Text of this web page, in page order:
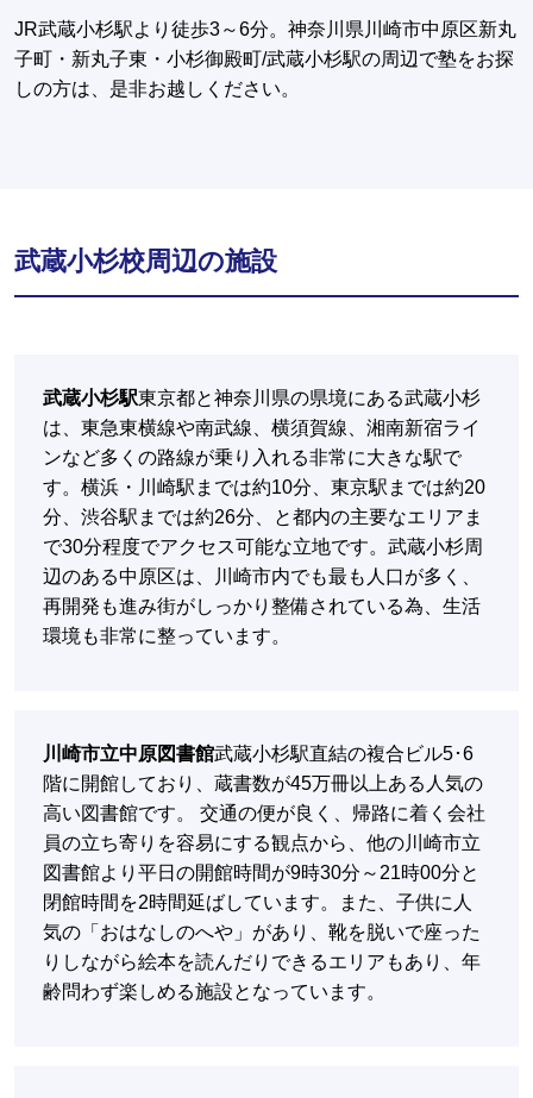
JR武蔵小杉駅より徒歩3～6分。神奈川県川崎市中原区新丸
子町・新丸子東・小杉御殿町/武蔵小杉駅の周辺で塾をお探
しの方は、是非お越しください。
武蔵小杉校周辺の施設
武蔵小杉駅東京都と神奈川県の県境にある武蔵小杉
は、東急東横線や南武線、横須賀線、湘南新宿ライ
ンなど多くの路線が乗り入れる非常に大きな駅で
す。横浜・川崎駅までは約10分、東京駅までは約20
分、渋谷駅までは約26分、と都内の主要なエリアま
で30分程度でアクセス可能な立地です。武蔵小杉周
辺のある中原区は、川崎市内でも最も人口が多く、
再開発も進み街がしっかり整備されている為、生活
環境も非常に整っています。
川崎市立中原図書館武蔵小杉駅直結の複合ビル5･6
階に開館しており、蔵書数が45万冊以上ある人気の
高い図書館です。 交通の便が良く、帰路に着く会社
員の立ち寄りを容易にする観点から、他の川崎市立
図書館より平日の開館時間が9時30分～21時00分と
閉館時間を2時間延ばしています。また、子供に人
気の「おはなしのへや」があり、靴を脱いで座った
りしながら絵本を読んだりできるエリアもあり、年
齢問わず楽しめる施設となっています。